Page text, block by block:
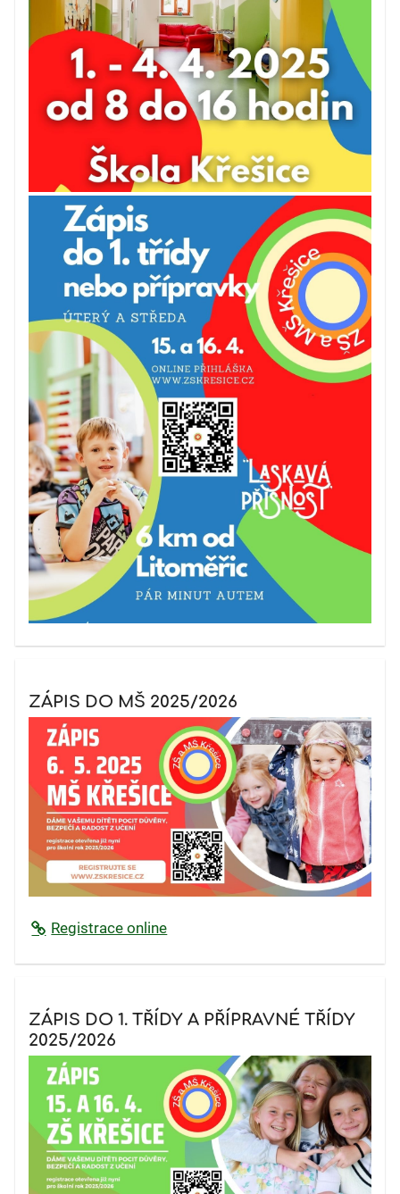
ZÁPIS DO MŠ 2025/2026
Registrace online
ZÁPIS DO 1. TŘÍDY A PŘÍPRAVNÉ TŘÍDY
2025/2026